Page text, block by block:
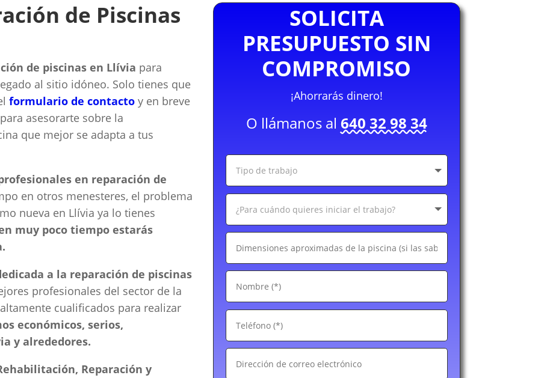
de Piscinas
de piscinas en Llívia para
al sitio idóneo. Solo tienes que
formulario de contacto y en breve
asesorarte sobre la
que mejor se adapta a tus
en reparación de
en otros menesteres, el problema
nueva en Llívia ya lo tienes
muy poco tiempo estarás
a la reparación de piscinas
profesionales del sector de la
cualificados para realizar
económicos, serios,
y alrededores.
Reparación y
SOLICITA
PRESUPUESTO SIN
COMPROMISO
¡Ahorrarás dinero!
O llámanos al 640 32 98 34